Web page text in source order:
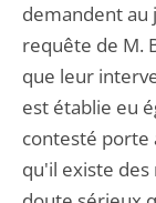
demandent au
requête de M.
que leur
est établie eu
contesté porte
qu'il existe